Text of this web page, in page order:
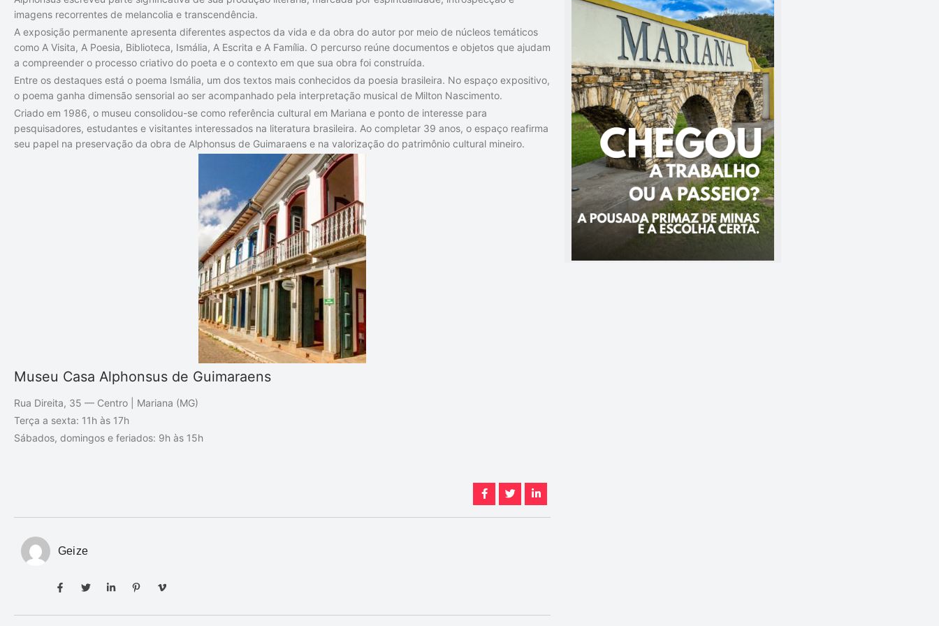
imagens recorrentes de melancolia e transcendência.
A exposição permanente apresenta diferentes aspectos da vida e da obra do autor por meio de núcleos temáticos
como A Visita, A Poesia, Biblioteca, Ismália, A Escrita e A Família. O percurso reúne documentos e objetos que ajudam
a compreender o processo criativo do poeta e o contexto em que sua obra foi construída.
Entre os destaques está o poema Ismália, um dos textos mais conhecidos da poesia brasileira. No espaço expositivo,
o poema ganha dimensão sensorial ao ser acompanhado pela interpretação musical de Milton Nascimento.
Criado em 1986, o museu consolidou-se como referência cultural em Mariana e ponto de interesse para
pesquisadores, estudantes e visitantes interessados na literatura brasileira. Ao completar 39 anos, o espaço reafirma
seu papel na preservação da obra de Alphonsus de Guimaraens e na valorização do patrimônio cultural mineiro.
Museu Casa Alphonsus de Guimaraens
Rua Direita, 35 — Centro | Mariana (MG)
Terça a sexta: 11h às 17h
Sábados, domingos e feriados: 9h às 15h
Geize